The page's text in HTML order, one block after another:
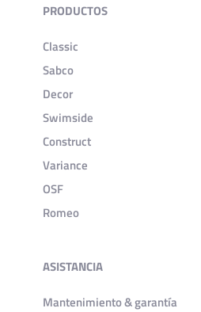
PRODUCTOS
Classic
Sabco
Decor
Swimside
Construct
Variance
OSF
Romeo
ASISTANCIA
Mantenimiento & garantía